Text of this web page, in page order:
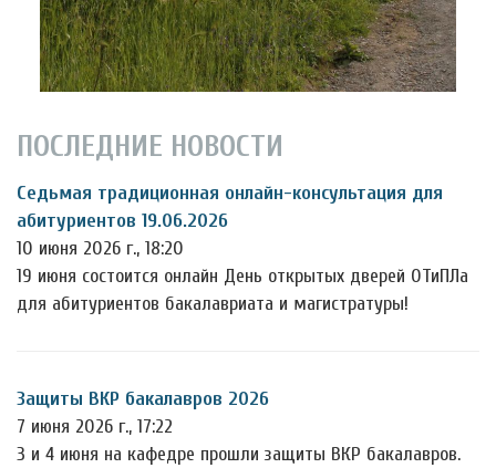
ПОСЛЕДНИЕ НОВОСТИ
Седьмая традиционная онлайн-консультация для
абитуриентов 19.06.2026
10 июня 2026 г., 18:20
19 июня состоится онлайн День открытых дверей ОТиПЛа
для абитуриентов бакалавриата и магистратуры!
Защиты ВКР бакалавров 2026
7 июня 2026 г., 17:22
3 и 4 июня на кафедре прошли защиты ВКР бакалавров.